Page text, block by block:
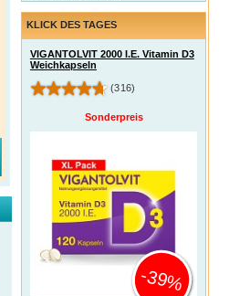
KLICK DES TAGES
VIGANTOLVIT 2000 I.E. Vitamin D3
Weichkapseln
(316)
Sonderpreis
-39%